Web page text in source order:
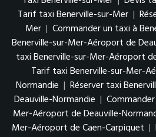
Tarif taxi Benerville-sur-Mer |
Mer | Commander un taxi à
Benerville-sur-Mer-Aéroport de
taxi Benerville-sur-Mer-Aéroport
Tarif taxi Benerville-sur-Mer-
Normandie | Réserver taxi
Deauville-Normandie |
Mer-Aéroport de Deauville-
Mer-Aéroport de Caen-Carpiquet |